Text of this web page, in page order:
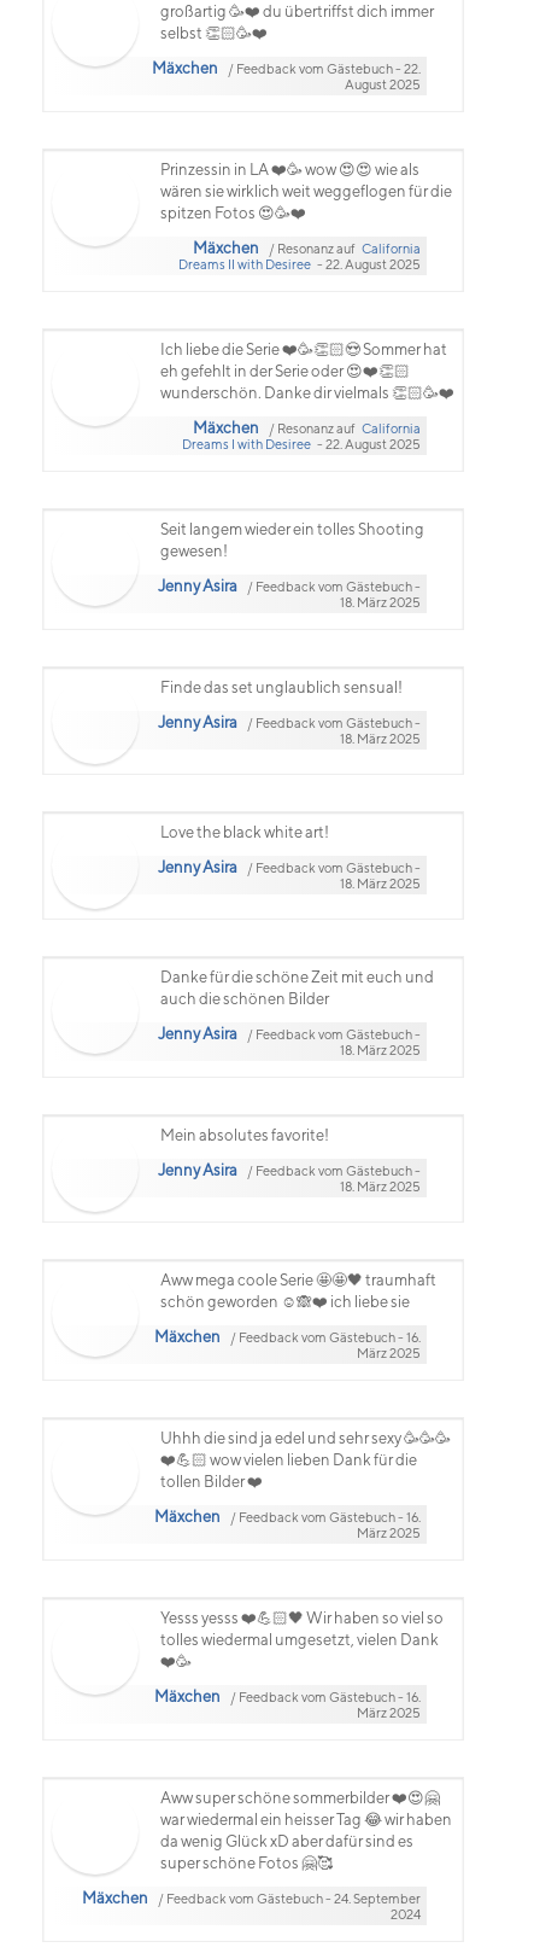
großartig 🥳❤️ du übertriffst dich immer
selbst 👏🏻🥳❤️
Mäxchen
/ Feedback vom Gästebuch - 22.
August 2025
Prinzessin in LA ❤️🥳 wow 😍😍 wie als
wären sie wirklich weit weggeflogen für die
spitzen Fotos 😍🥳❤️
Mäxchen
/ Resonanz auf California
Dreams II with Desiree - 22. August 2025
Ich liebe die Serie ❤️🥳👏🏻😍 Sommer hat
eh gefehlt in der Serie oder 😍❤️👏🏻
wunderschön. Danke dir vielmals 👏🏻🥳❤️
Mäxchen
/ Resonanz auf California
Dreams I with Desiree - 22. August 2025
Seit langem wieder ein tolles Shooting
gewesen!
Jenny Asira
/ Feedback vom Gästebuch -
18. März 2025
Finde das set unglaublich sensual!
Jenny Asira
/ Feedback vom Gästebuch -
18. März 2025
Love the black white art!
Jenny Asira
/ Feedback vom Gästebuch -
18. März 2025
Danke für die schöne Zeit mit euch und
auch die schönen Bilder
Jenny Asira
/ Feedback vom Gästebuch -
18. März 2025
Mein absolutes favorite!
Jenny Asira
/ Feedback vom Gästebuch -
18. März 2025
Aww mega coole Serie 🤩🤩🖤 traumhaft
schön geworden ☺️🙈❤️ ich liebe sie
Mäxchen
/ Feedback vom Gästebuch - 16.
März 2025
Uhhh die sind ja edel und sehr sexy 🥳🥳🥳
❤️💪🏻 wow vielen lieben Dank für die
tollen Bilder ❤️
Mäxchen
/ Feedback vom Gästebuch - 16.
März 2025
Yesss yesss ❤️💪🏻🖤 Wir haben so viel so
tolles wiedermal umgesetzt, vielen Dank
❤️🥳
Mäxchen
/ Feedback vom Gästebuch - 16.
März 2025
Aww super schöne sommerbilder ❤️😍🤗
war wiedermal ein heisser Tag 😂 wir haben
da wenig Glück xD aber dafür sind es
super schöne Fotos 🤗🥰
Mäxchen
/ Feedback vom Gästebuch - 24. September
2024